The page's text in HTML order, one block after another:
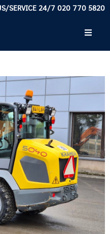
SERVICE 24/7 020 770 5820